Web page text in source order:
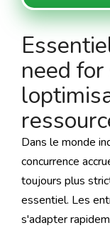
need
Dans le monde
concurrence
toujours plus
essentiel. Les
s'adapter